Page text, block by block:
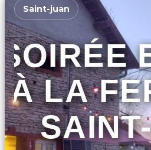
Saint-juan
SOIRÉE
À LA